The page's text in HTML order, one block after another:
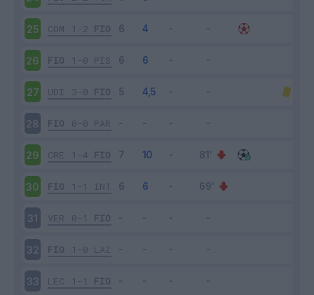
25 COM 1-2 FIO
26 FIO 1-0 PIS
27 UDI 3-0 FIO
28 FIO 0-0 PAR
29 CRE 1-4 FIO
30 FIO 1-1 INT
31 VER 0-1 FIO
32 FIO 1-0 LAZ
33 LEC 1-1 FIO